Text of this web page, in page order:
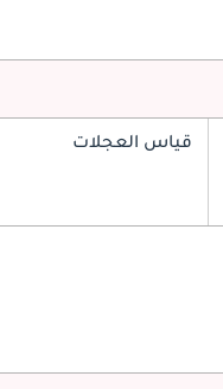
قياس العجلات